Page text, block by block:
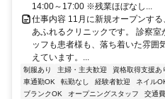
14:00～17:00 ※残業ほぼなし...
仕事内容 11月に新規オープンす
あふれるクリニックです。 診察
ッフも患者様も、落ち着いた雰囲
えています。...
制服あり 主婦・主夫歓迎 資格取得支援あ
車通勤OK
転勤なし 経験者歓迎 ネイル
ブランクOK
オープニングスタッフ 交通